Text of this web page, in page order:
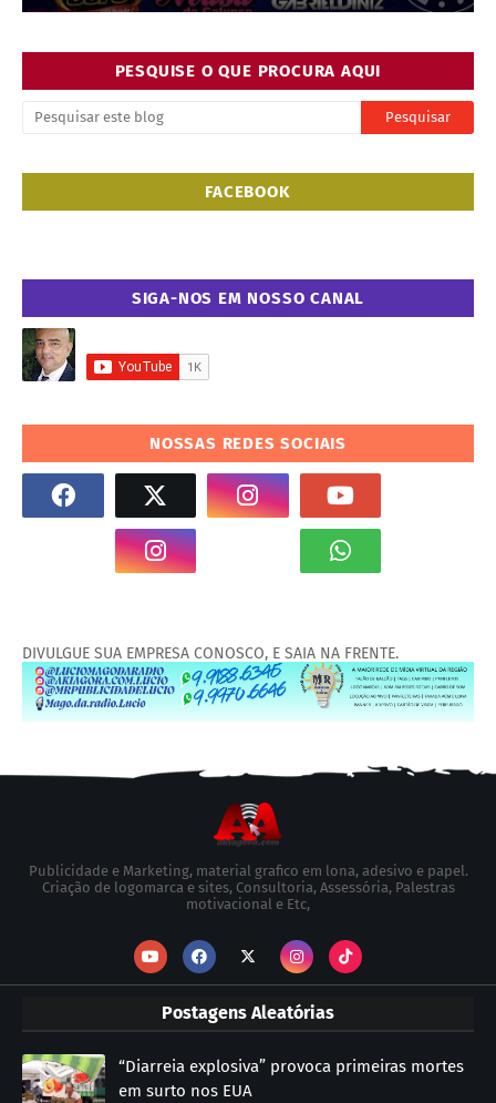
PESQUISE O QUE PROCURA AQUI
FACEBOOK
SIGA-NOS EM NOSSO CANAL
NOSSAS REDES SOCIAIS
DIVULGUE SUA EMPRESA CONOSCO, E SAIA NA FRENTE.
Publicidade e Marketing, material grafico em lona, adesivo e papel.
Criação de logomarca e sites, Consultoria, Assessória, Palestras
motivacional e Etc,
Postagens Aleatórias
“Diarreia explosiva” provoca primeiras mortes
em surto nos EUA